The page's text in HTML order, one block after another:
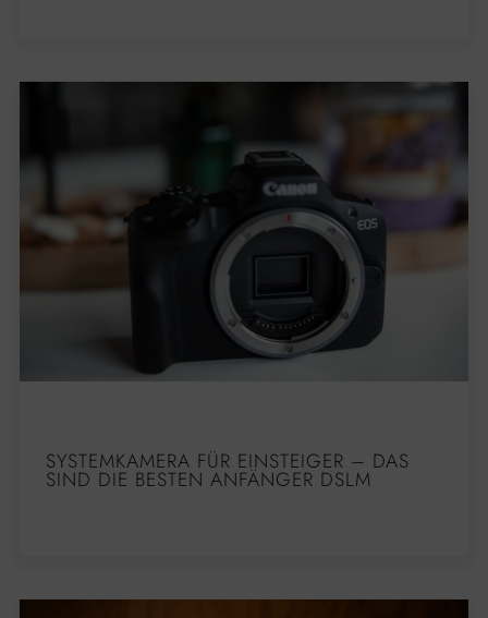
SYSTEMKAMERA FÜR EINSTEIGER – DAS
SIND DIE BESTEN ANFÄNGER DSLM